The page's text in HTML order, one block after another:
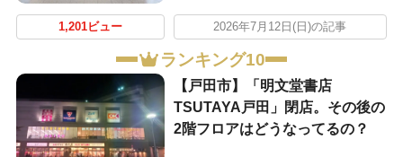
1,201ビュー 2026年7月12日(日)の記事
ランキング10
【戸田市】「明文堂書店
TSUTAYA戸田」閉店。その後の
2階フロアはどうなってるの？